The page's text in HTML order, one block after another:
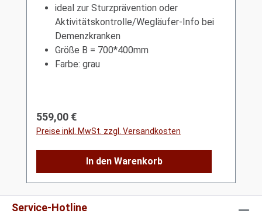
ideal zur Sturzprävention oder
Aktivitätskontrolle/Wegläufer-Info bei
Demenzkranken
Größe B = 700*400mm
Farbe: grau
Regulärer Preis:
559,00 €
Preise inkl. MwSt. zzgl. Versandkosten
In den Warenkorb
Service-Hotline